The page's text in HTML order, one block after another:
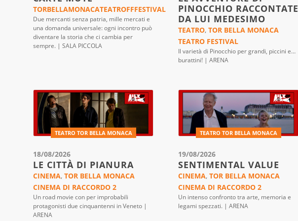
TORBELLAMONACATEATROFFFESTIVAL
Due mercanti senza patria, mille mercati e
una domanda universale: ogni incontro può
diventare la storia che ci cambia per
sempre. | SALA PICCOLA
PINOCCHIO RACCONTATE
DA LUI MEDESIMO
TEATRO,TOR BELLA MONACA
TEATRO FESTIVAL
Il varietà di Pinocchio per grandi, piccini e…
burattini! | ARENA
TEATRO TOR BELLA MONACA
18/08/2026
LE CITTÀ DI PIANURA
CINEMA, TOR BELLA MONACA
CINEMA DI RACCORDO 2
Un road movie con per improbabili
protagonisti due cinquantenni in Veneto |
ARENA
TEATRO TOR BELLA MONACA
19/08/2026
SENTIMENTAL VALUE
CINEMA,TOR BELLA MONACA
CINEMA DI RACCORDO 2
Un intenso confronto tra arte, memoria e
legami spezzati. | ARENA